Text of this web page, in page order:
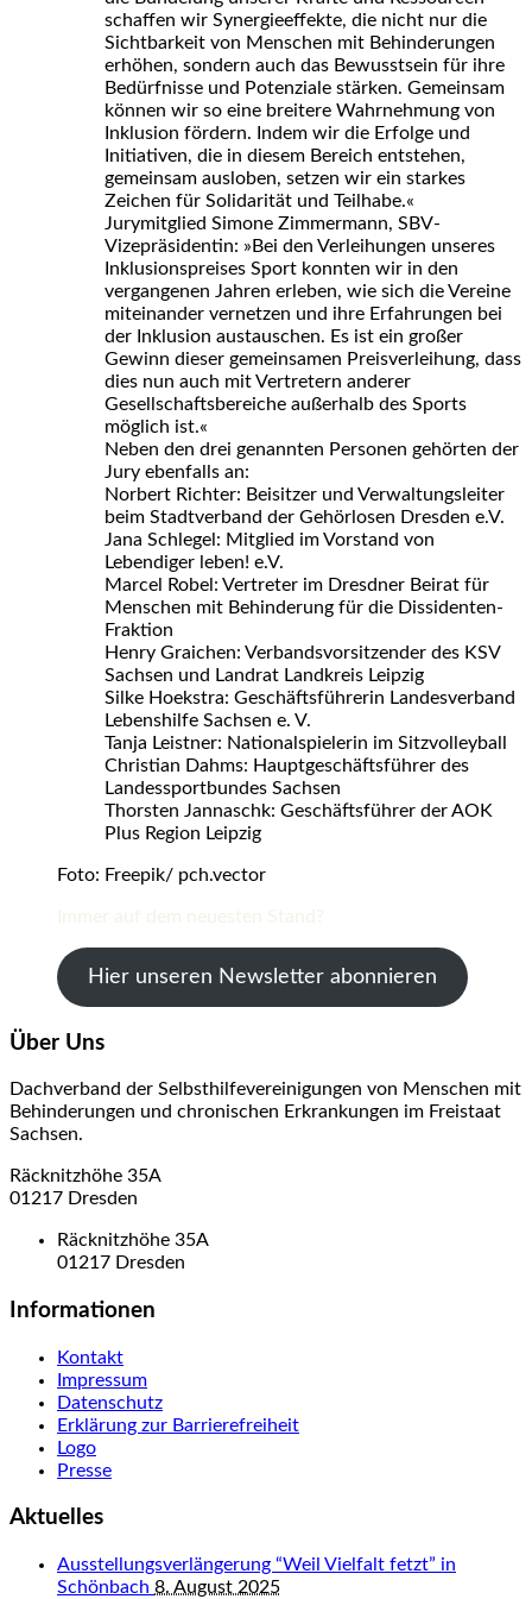
schaffen wir Synergieeffekte, die nicht nur die
Sichtbarkeit von Menschen mit Behinderungen
erhöhen, sondern auch das Bewusstsein für ihre
Bedürfnisse und Potenziale stärken. Gemeinsam
können wir so eine breitere Wahrnehmung von
Inklusion fördern. Indem wir die Erfolge und
Initiativen, die in diesem Bereich entstehen,
gemeinsam ausloben, setzen wir ein starkes
Zeichen für Solidarität und Teilhabe.«
Jurymitglied Simone Zimmermann, SBV-
Vizepräsidentin: »Bei den Verleihungen unseres
Inklusionspreises Sport konnten wir in den
vergangenen Jahren erleben, wie sich die Vereine
miteinander vernetzen und ihre Erfahrungen bei
der Inklusion austauschen. Es ist ein großer
Gewinn dieser gemeinsamen Preisverleihung, dass
dies nun auch mit Vertretern anderer
Gesellschaftsbereiche außerhalb des Sports
möglich ist.«
Neben den drei genannten Personen gehörten der
Jury ebenfalls an:
Norbert Richter: Beisitzer und Verwaltungsleiter
beim Stadtverband der Gehörlosen Dresden e.V.
Jana Schlegel: Mitglied im Vorstand von
Lebendiger leben! e.V.
Marcel Robel: Vertreter im Dresdner Beirat für
Menschen mit Behinderung für die Dissidenten-
Fraktion
Henry Graichen: Verbandsvorsitzender des KSV
Sachsen und Landrat Landkreis Leipzig
Silke Hoekstra: Geschäftsführerin Landesverband
Lebenshilfe Sachsen e. V.
Tanja Leistner: Nationalspielerin im Sitzvolleyball
Christian Dahms: Hauptgeschäftsführer des
Landessportbundes Sachsen
Thorsten Jannaschk: Geschäftsführer der AOK
Plus Region Leipzig
Foto: Freepik/ pch.vector
Hier unseren Newsletter abonnieren
Über Uns
Dachverband der Selbsthilfevereinigungen von Menschen mit
Behinderungen und chronischen Erkrankungen im Freistaat
Sachsen.
Räcknitzhöhe 35A
01217 Dresden
Räcknitzhöhe 35A
01217 Dresden
Informationen
Kontakt
Impressum
Datenschutz
Erklärung zur Barrierefreiheit
Logo
Presse
Aktuelles
Ausstellungsverlängerung “Weil Vielfalt fetzt” in
Schönbach 8. August 2025